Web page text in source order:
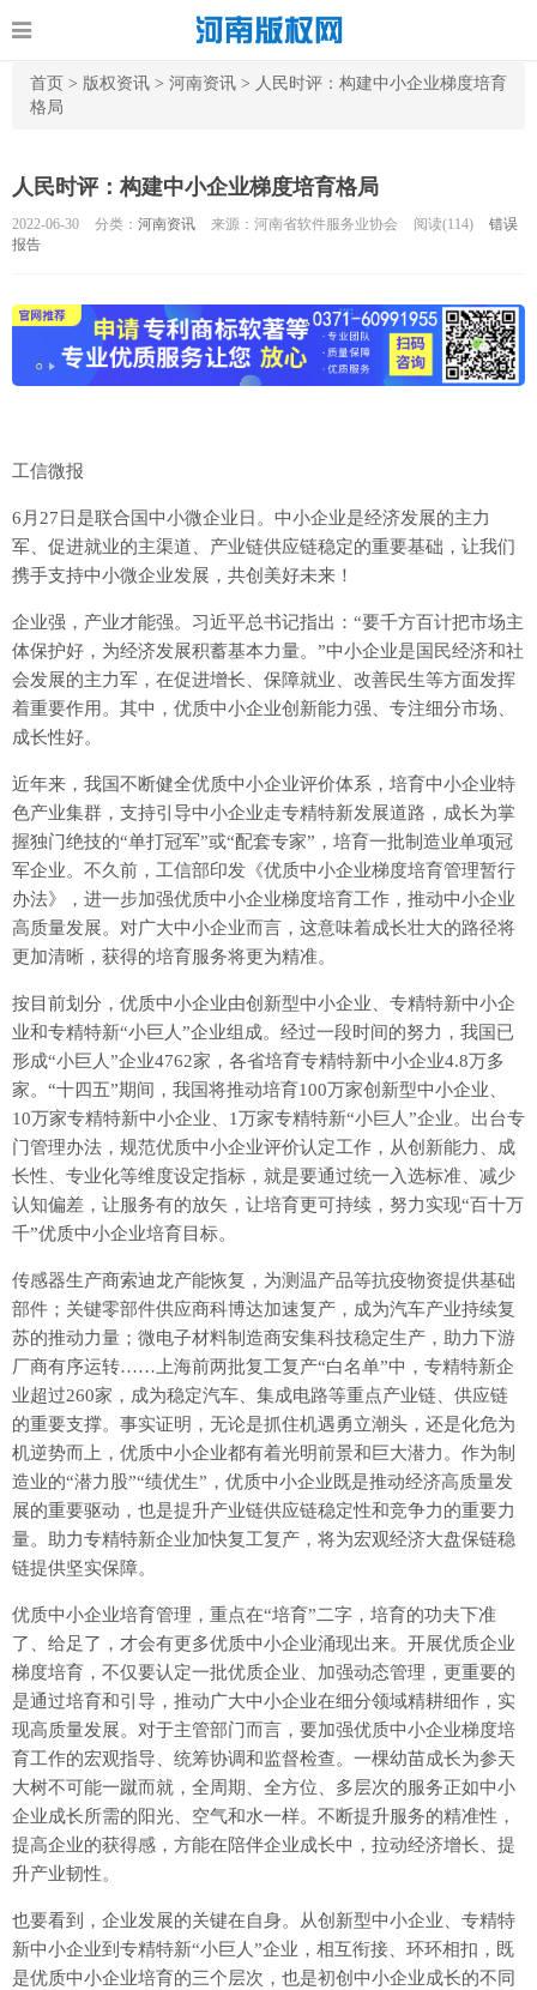
首页 > 版权资讯 > 河南资讯 > 人民时评：构建中小企业梯度培育
格局
人民时评：构建中小企业梯度培育格局
2022-06-30 分类： 河南资讯 来源：河南省软件服务业协会 阅读(114)
错误
报告
工信微报
6月27日是联合国中小微企业日。中小企业是经济发展的主力
军、促进就业的主渠道、产业链供应链稳定的重要基础，让我们
携手支持中小微企业发展，共创美好未来！
企业强，产业才能强。习近平总书记指出：“要千方百计把市场主
体保护好，为经济发展积蓄基本力量。”中小企业是国民经济和社
会发展的主力军，在促进增长、保障就业、改善民生等方面发挥
着重要作用。其中，优质中小企业创新能力强、专注细分市场、
成长性好。
近年来，我国不断健全优质中小企业评价体系，培育中小企业特
色产业集群，支持引导中小企业走专精特新发展道路，成长为掌
握独门绝技的“单打冠军”或“配套专家”，培育一批制造业单项冠
军企业。不久前，工信部印发《优质中小企业梯度培育管理暂行
办法》，进一步加强优质中小企业梯度培育工作，推动中小企业
高质量发展。对广大中小企业而言，这意味着成长壮大的路径将
更加清晰，获得的培育服务将更为精准。
按目前划分，优质中小企业由创新型中小企业、专精特新中小企
业和专精特新“小巨人”企业组成。经过一段时间的努力，我国已
形成“小巨人”企业4762家，各省培育专精特新中小企业4.8万多
家。“十四五”期间，我国将推动培育100万家创新型中小企业、
10万家专精特新中小企业、1万家专精特新“小巨人”企业。出台专
门管理办法，规范优质中小企业评价认定工作，从创新能力、成
长性、专业化等维度设定指标，就是要通过统一入选标准、减少
认知偏差，让服务有的放矢，让培育更可持续，努力实现“百十万
千”优质中小企业培育目标。
传感器生产商索迪龙产能恢复，为测温产品等抗疫物资提供基础
部件；关键零部件供应商科博达加速复产，成为汽车产业持续复
苏的推动力量；微电子材料制造商安集科技稳定生产，助力下游
厂商有序运转……上海前两批复工复产“白名单”中，专精特新企
业超过260家，成为稳定汽车、集成电路等重点产业链、供应链
的重要支撑。事实证明，无论是抓住机遇勇立潮头，还是化危为
机逆势而上，优质中小企业都有着光明前景和巨大潜力。作为制
造业的“潜力股”“绩优生”，优质中小企业既是推动经济高质量发
展的重要驱动，也是提升产业链供应链稳定性和竞争力的重要力
量。助力专精特新企业加快复工复产，将为宏观经济大盘保链稳
链提供坚实保障。
优质中小企业培育管理，重点在“培育”二字，培育的功夫下准
了、给足了，才会有更多优质中小企业涌现出来。开展优质企业
梯度培育，不仅要认定一批优质企业、加强动态管理，更重要的
是通过培育和引导，推动广大中小企业在细分领域精耕细作，实
现高质量发展。对于主管部门而言，要加强优质中小企业梯度培
育工作的宏观指导、统筹协调和监督检查。一棵幼苗成长为参天
大树不可能一蹴而就，全周期、全方位、多层次的服务正如中小
企业成长所需的阳光、空气和水一样。不断提升服务的精准性，
提高企业的获得感，方能在陪伴企业成长中，拉动经济增长、提
升产业韧性。
也要看到，企业发展的关键在自身。从创新型中小企业、专精特
新中小企业到专精特新“小巨人”企业，相互衔接、环环相扣，既
是优质中小企业培育的三个层次，也是初创中小企业成长的不同